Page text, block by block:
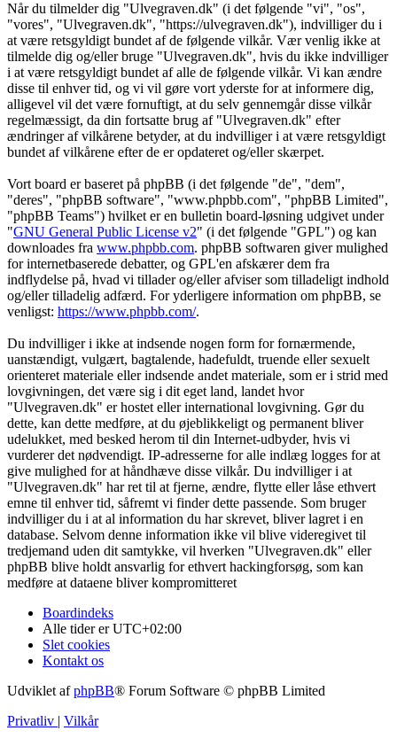
Når du tilmelder dig "Ulvegraven.dk" (i det følgende "vi", "os",
"vores", "Ulvegraven.dk", "https://ulvegraven.dk"), indvilliger du i
at være retsgyldigt bundet af de følgende vilkår. Vær venlig ikke at
tilmelde dig og/eller bruge "Ulvegraven.dk", hvis du ikke indvilliger
i at være retsgyldigt bundet af alle de følgende vilkår. Vi kan ændre
disse til enhver tid, og vi vil gøre vort yderste for at informere dig,
alligevel vil det være fornuftigt, at du selv gennemgår disse vilkår
regelmæssigt, da din fortsatte brug af "Ulvegraven.dk" efter
ændringer af vilkårene betyder, at du indvilliger i at være retsgyldigt
bundet af vilkårene efter de er opdateret og/eller skærpet.
Vort board er baseret på phpBB (i det følgende "de", "dem",
"deres", "phpBB software", "www.phpbb.com", "phpBB Limited",
"phpBB Teams") hvilket er en bulletin board-løsning udgivet under
"GNU General Public License v2" (i det følgende "GPL") og kan
downloades fra www.phpbb.com. phpBB softwaren giver mulighed
for internetbaserede debatter, og GPL'en afskærer dem fra
indflydelse på, hvad vi tillader og/eller afviser som tilladeligt indhold
og/eller tilladelig adfærd. For yderligere information om phpBB, se
venligst: https://www.phpbb.com/.
Du indvilliger i ikke at indsende nogen form for fornærmende,
uanstændigt, vulgært, bagtalende, hadefuldt, truende eller sexuelt
orienteret materiale eller indsende andet materiale, som er i strid med
lovgivningen, det være sig i dit eget land, landet hvor
"Ulvegraven.dk" er hostet eller international lovgivning. Gør du
dette, kan dette medføre, at du øjeblikkeligt og permanent bliver
udelukket, med besked herom til din Internet-udbyder, hvis vi
vurderer det nødvendigt. IP-adresserne for alle indlæg logges for at
give mulighed for at håndhæve disse vilkår. Du indvilliger i at
"Ulvegraven.dk" har ret til at fjerne, ændre, flytte eller låse ethvert
emne til enhver tid, såfremt vi finder dette passende. Som bruger
indvilliger du i at al information du har skrevet, bliver lagret i en
database. Selvom denne information ikke vil blive videregivet til
tredjemand uden dit samtykke, vil hverken "Ulvegraven.dk" eller
phpBB blive holdt ansvarlig for ethvert hackingforsøg, som kan
medføre at dataene bliver kompromitteret
Boardindeks
Alle tider erUTC+02:00
Slet cookies
Kontakt os
Udviklet afphpBB® Forum Software © phpBB Limited
Privatliv | Vilkår